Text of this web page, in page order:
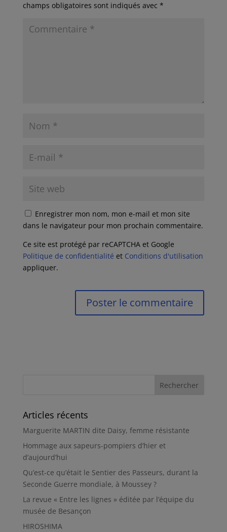
champs obligatoires sont indiqués avec *
Enregistrer mon nom, mon e-mail et mon site
dans le navigateur pour mon prochain commentaire.
Ce site est protégé par reCAPTCHA et Google
Politique de confidentialité et Conditions d'utilisation
appliquer.
Articles récents
Marguerite MARTIN dite Daisy, femme résistante
Hommage aux sapeurs-pompiers d’hier et
d’aujourd’hui
Qu’est-ce qu’était le Sentier des Passeurs, durant la
Seconde Guerre mondiale, à Moussey ?
La revue « Entre les lignes » éditée par l’équipe du
musée de Besançon
HIROSHIMA